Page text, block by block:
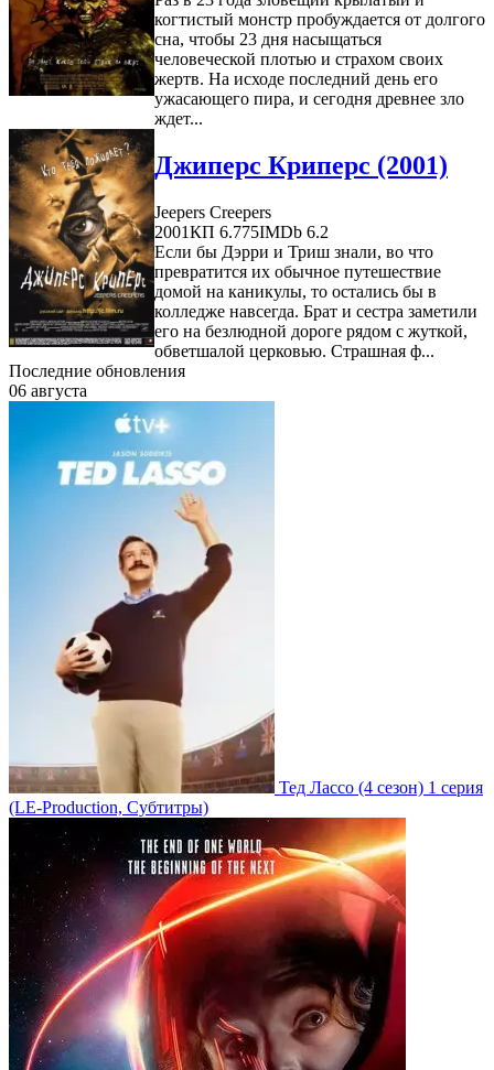
когтистый монстр пробуждается от долгого
сна, чтобы 23 дня насыщаться
человеческой плотью и страхом своих
жертв. На исходе последний день его
ужасающего пира, и сегодня древнее зло
ждет...
Джиперс Криперс (2001)
Jeepers Creepers
2001КП 6.775IMDb 6.2
Если бы Дэрри и Триш знали, во что
превратится их обычное путешествие
домой на каникулы, то остались бы в
колледже навсегда. Брат и сестра заметили
его на безлюдной дороге рядом с жуткой,
обветшалой церковью. Страшная ф...
Последние обновления
06 августа
Тед Лассо (4 сезон) 1 серия
(LE-Production, Субтитры)